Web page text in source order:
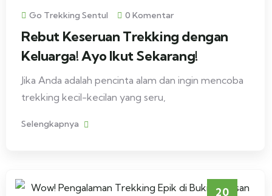
Go Trekking Sentul 0 Komentar
Rebut Keseruan Trekking dengan
Keluarga! Ayo Ikut Sekarang!
Jika Anda adalah pencinta alam dan ingin mencoba
trekking kecil-kecilan yang seru,
Selengkapnya
20